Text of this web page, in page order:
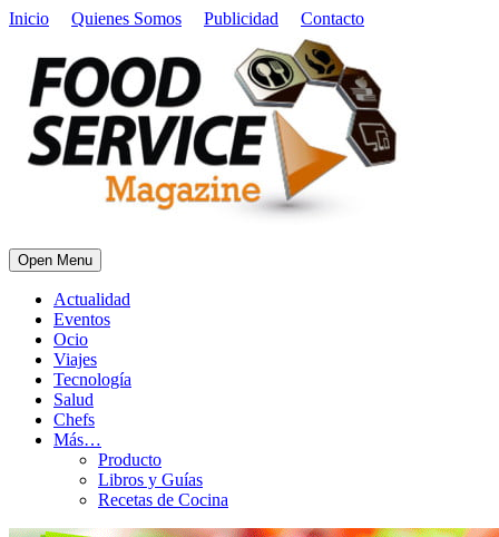
Inicio Quienes Somos Publicidad Contacto
Open Menu
Actualidad
Eventos
Ocio
Viajes
Tecnología
Salud
Chefs
Más…
Producto
Libros y Guías
Recetas de Cocina